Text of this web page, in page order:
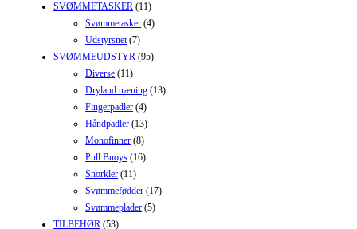
SVØMMETASKER (11)
Svømmetasker (4)
Udstyrsnet (7)
SVØMMEUDSTYR (95)
Diverse (11)
Dryland træning (13)
Fingerpadler (4)
Håndpadler (13)
Monofinner (8)
Pull Buoys (16)
Snorkler (11)
Svømmefødder (17)
Svømmeplader (5)
TILBEHØR (53)